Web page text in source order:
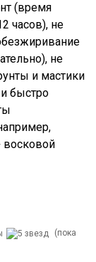
(время
часов), не
не
и мастики
быстро
восковой
(пока